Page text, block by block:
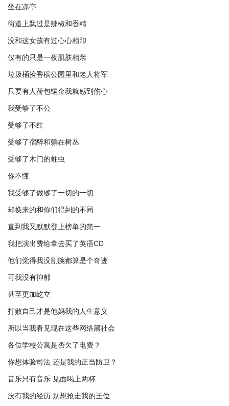
坐在凉亭
街道上飘过是辣椒和香精
没和这女孩有过心心相印
仅有的只是一夜肌肤相亲
垃圾桶捡香槟公园里和老人将军
只要有人荷包镶金我就感到伤心
我受够了不公
受够了不红
受够了宿醉和躺在树丛
受够了木门的蛀虫
你不懂
我受够了做够了一切的一切
却换来的和你们得到的不同
直到我又默默登上榜单的第一
我把演出费给拿去买了英语CD
他们觉得我没割腕都算是个奇迹
可我没有抑郁
甚至更加屹立
打败自己才是他妈我的人生意义
所以当我看见现在这些网络黑社会
各位学校公寓是否欠了电费？
你想体验司法 还是我的正当防卫？
音乐只有音乐 见面喝上两杯
没有我的经历 别想抢走我的王位